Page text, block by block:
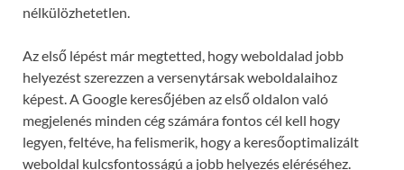
nélkülözhetetlen.
Az első lépést már megtetted, hogy weboldalad jobb
helyezést szerezzen a versenytársak weboldalaihoz
képest. A Google keresőjében az első oldalon való
megjelenés minden cég számára fontos cél kell hogy
legyen, feltéve, ha felismerik, hogy a keresőoptimalizált
weboldal kulcsfontosságú a jobb helyezés eléréséhez.